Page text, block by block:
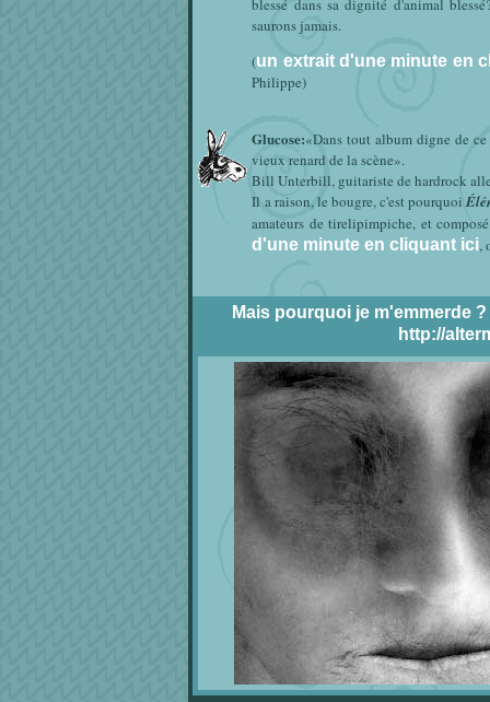
blessé dans sa dignité d'animal
saurons jamais.
(un extrait d'une minute en
Philippe)
Glucose:«Dans tout album digne de
vieux renard de la scène».
Bill Unterbill, guitariste de hardrock
Il a raison, le bougre, c'est pourquoi
amateurs de tirelipimpiche, et
d'une minute en cliquant ici,
Mais pourquoi je m'emmerde
http://